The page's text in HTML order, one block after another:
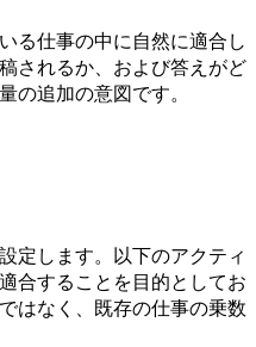
る仕事の中に自然に適合し
されるか、および答えがど
の追加の意図です。
定します。以下のアクティ
合することを目的としてお
はなく、既存の仕事の乗数